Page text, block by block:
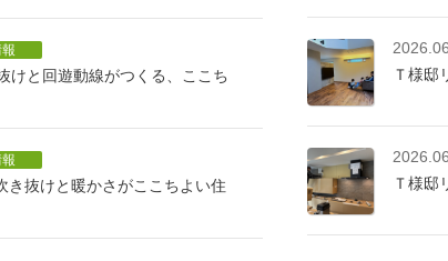
けと回遊動線がつくる、ここち
き抜けと暖かさがここちよい住
Ｔ様邸
Ｔ様邸